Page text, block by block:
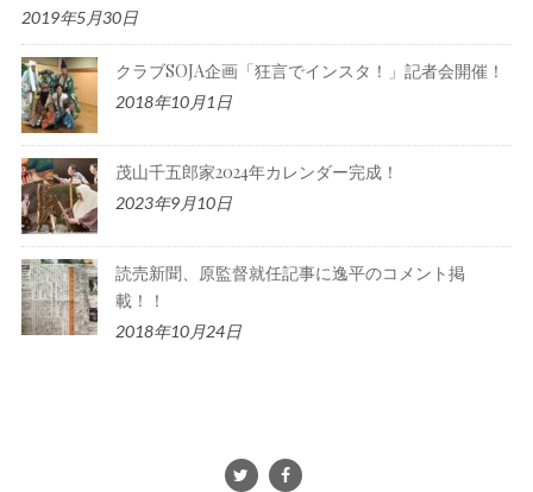
2019年5月30日
クラブSOJA企画「狂言でインスタ！」記者会開催！
2018年10月1日
茂山千五郎家2024年カレンダー完成！
2023年9月10日
読売新聞、原監督就任記事に逸平のコメント掲
載！！
2018年10月24日